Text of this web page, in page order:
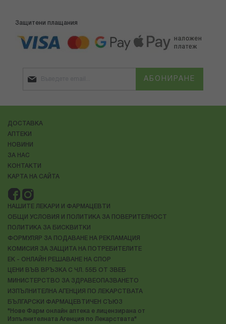
Защитени плащания
АБОНИРАНЕ
ДОСТАВКА
АПТЕКИ
НОВИНИ
ЗА НАС
КОНТАКТИ
КАРТА НА САЙТА
НАШИТЕ ЛЕКАРИ И ФАРМАЦЕВТИ
ОБЩИ УСЛОВИЯ И ПОЛИТИКА ЗА ПОВЕРИТЕЛНОСТ
ПОЛИТИКА ЗА БИСКВИТКИ
ФОРМУЛЯР ЗА ПОДАВАНЕ НА РЕКЛАМАЦИЯ
КОМИСИЯ ЗА ЗАЩИТА НА ПОТРЕБИТЕЛИТЕ
ЕК - ОНЛАЙН РЕШАВАНЕ НА СПОР
ЦЕНИ ВЪВ ВРЪЗКА С ЧЛ. 55Б ОТ ЗВЕБ
МИНИСТЕРСТВО ЗА ЗДРАВЕОПАЗВАНЕТО
ИЗПЪЛНИТЕЛНА АГЕНЦИЯ ПО ЛЕКАРСТВАТА
БЪЛГАРСКИ ФАРМАЦЕВТИЧЕН СЪЮЗ
"Нове Фарм онлайн аптека е лицензирана от
Изпълнителната Агенция по Лекарствата"